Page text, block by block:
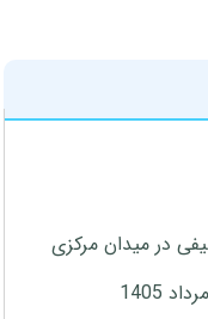
در میدان مرکزی